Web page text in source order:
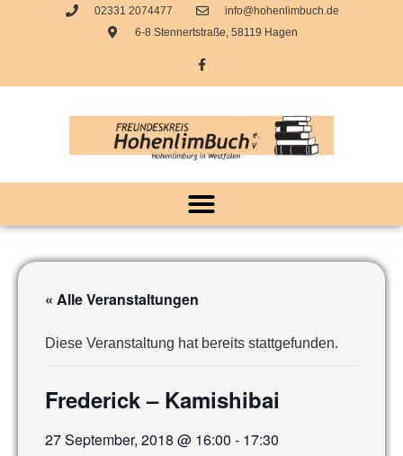
02331 2074477
info@hohenlimbuch.de
6-8 Stennertstraße, 58119 Hagen
« Alle Veranstaltungen
Diese Veranstaltung hat bereits stattgefunden.
Frederick – Kamishibai
27 September, 2018 @ 16:00 - 17:30